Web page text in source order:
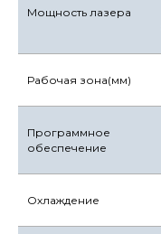
Мощность лазера
Рабочая зона(мм)
Программное
обеспечение
Охлаждение